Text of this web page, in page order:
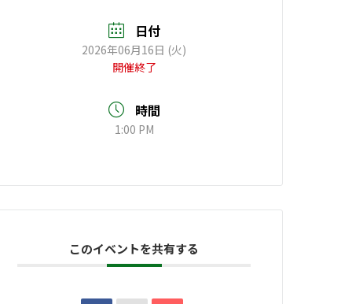
日付
2026年06月16日 (火)
開催終了
時間
1:00 PM
このイベントを共有する